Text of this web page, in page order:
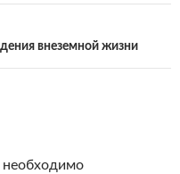
внеземной жизни
необходимо